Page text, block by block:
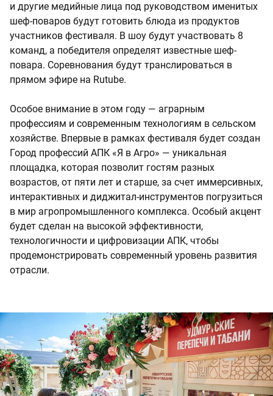
и другие медийные лица под руководством именитых
шеф-поваров будут готовить блюда из продуктов
участников фестиваля. В шоу будут участвовать 8
команд, а победителя определят известные шеф-
повара. Соревнования будут транслироваться в
прямом эфире на Rutube.
Особое внимание в этом году — аграрным
профессиям и современным технологиям в сельском
хозяйстве. Впервые в рамках фестиваля будет создан
Город профессий АПК «Я в Агро» — уникальная
площадка, которая позволит гостям разных
возрастов, от пяти лет и старше, за счет иммерсивных,
интерактивных и диджитал-инструментов погрузиться
в мир агропромышленного комплекса. Особый акцент
будет сделан на высокой эффективности,
технологичности и цифровизации АПК, чтобы
продемонстрировать современный уровень развития
отрасли.